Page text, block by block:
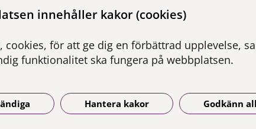
innehåller kakor (cookies)
cookies, för att ge dig en förbättrad upplevelse,
funktionalitet ska fungera på webbplatsen.
Hantera kakor Godkänn
Presskontakter
samhällsmedicin
Stockholm.
Besök
folkhalsokollen.se